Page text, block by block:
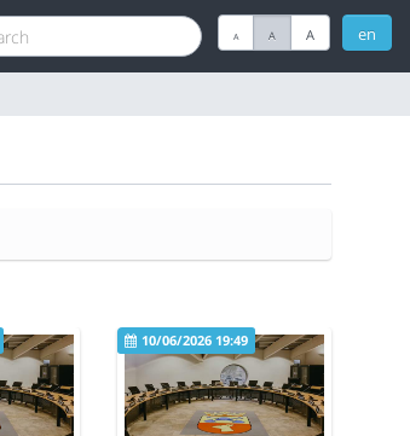
en
A A A
10/06/2026 19:49